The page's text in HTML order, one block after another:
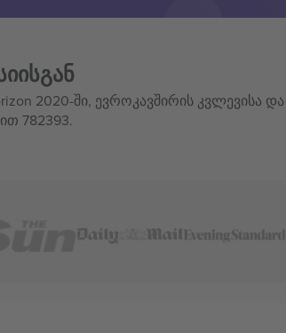
2020-ში, ევროკავშირის კვლევისა და
782393.